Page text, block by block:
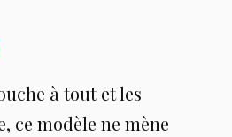
à tout et les
ce modèle ne mène